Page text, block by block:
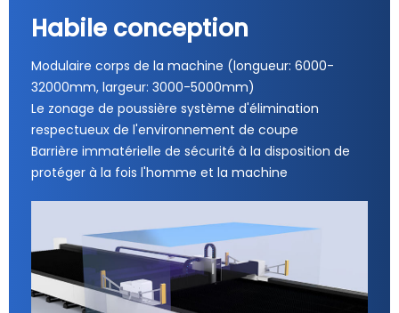
Habile conception
Modulaire corps de la machine (longueur: 6000-
32000mm, largeur: 3000-5000mm)
Le zonage de poussière système d'élimination
respectueux de l'environnement de coupe
Barrière immatérielle de sécurité à la disposition de
protéger à la fois l'homme et la machine